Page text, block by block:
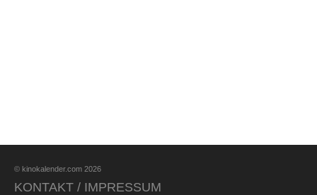
© kinokalender.com 2026
KONTAKT / IMPRESSUM